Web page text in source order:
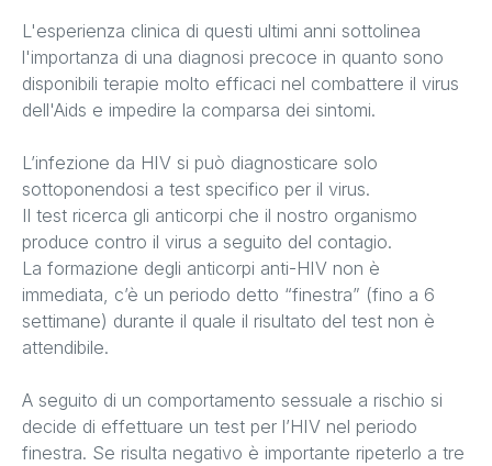
L'esperienza clinica di questi ultimi anni sottolinea
l'importanza di una diagnosi precoce in quanto sono
disponibili terapie molto efficaci nel combattere il virus
dell'Aids e impedire la comparsa dei sintomi.
L’infezione da HIV si può diagnosticare solo
sottoponendosi a test specifico per il virus.
Il test ricerca gli anticorpi che il nostro organismo
produce contro il virus a seguito del contagio.
La formazione degli anticorpi anti-HIV non è
immediata, c’è un periodo detto “finestra” (fino a 6
settimane) durante il quale il risultato del test non è
attendibile.
A seguito di un comportamento sessuale a rischio si
decide di effettuare un test per l’HIV nel periodo
finestra. Se risulta negativo è importante ripeterlo a tre